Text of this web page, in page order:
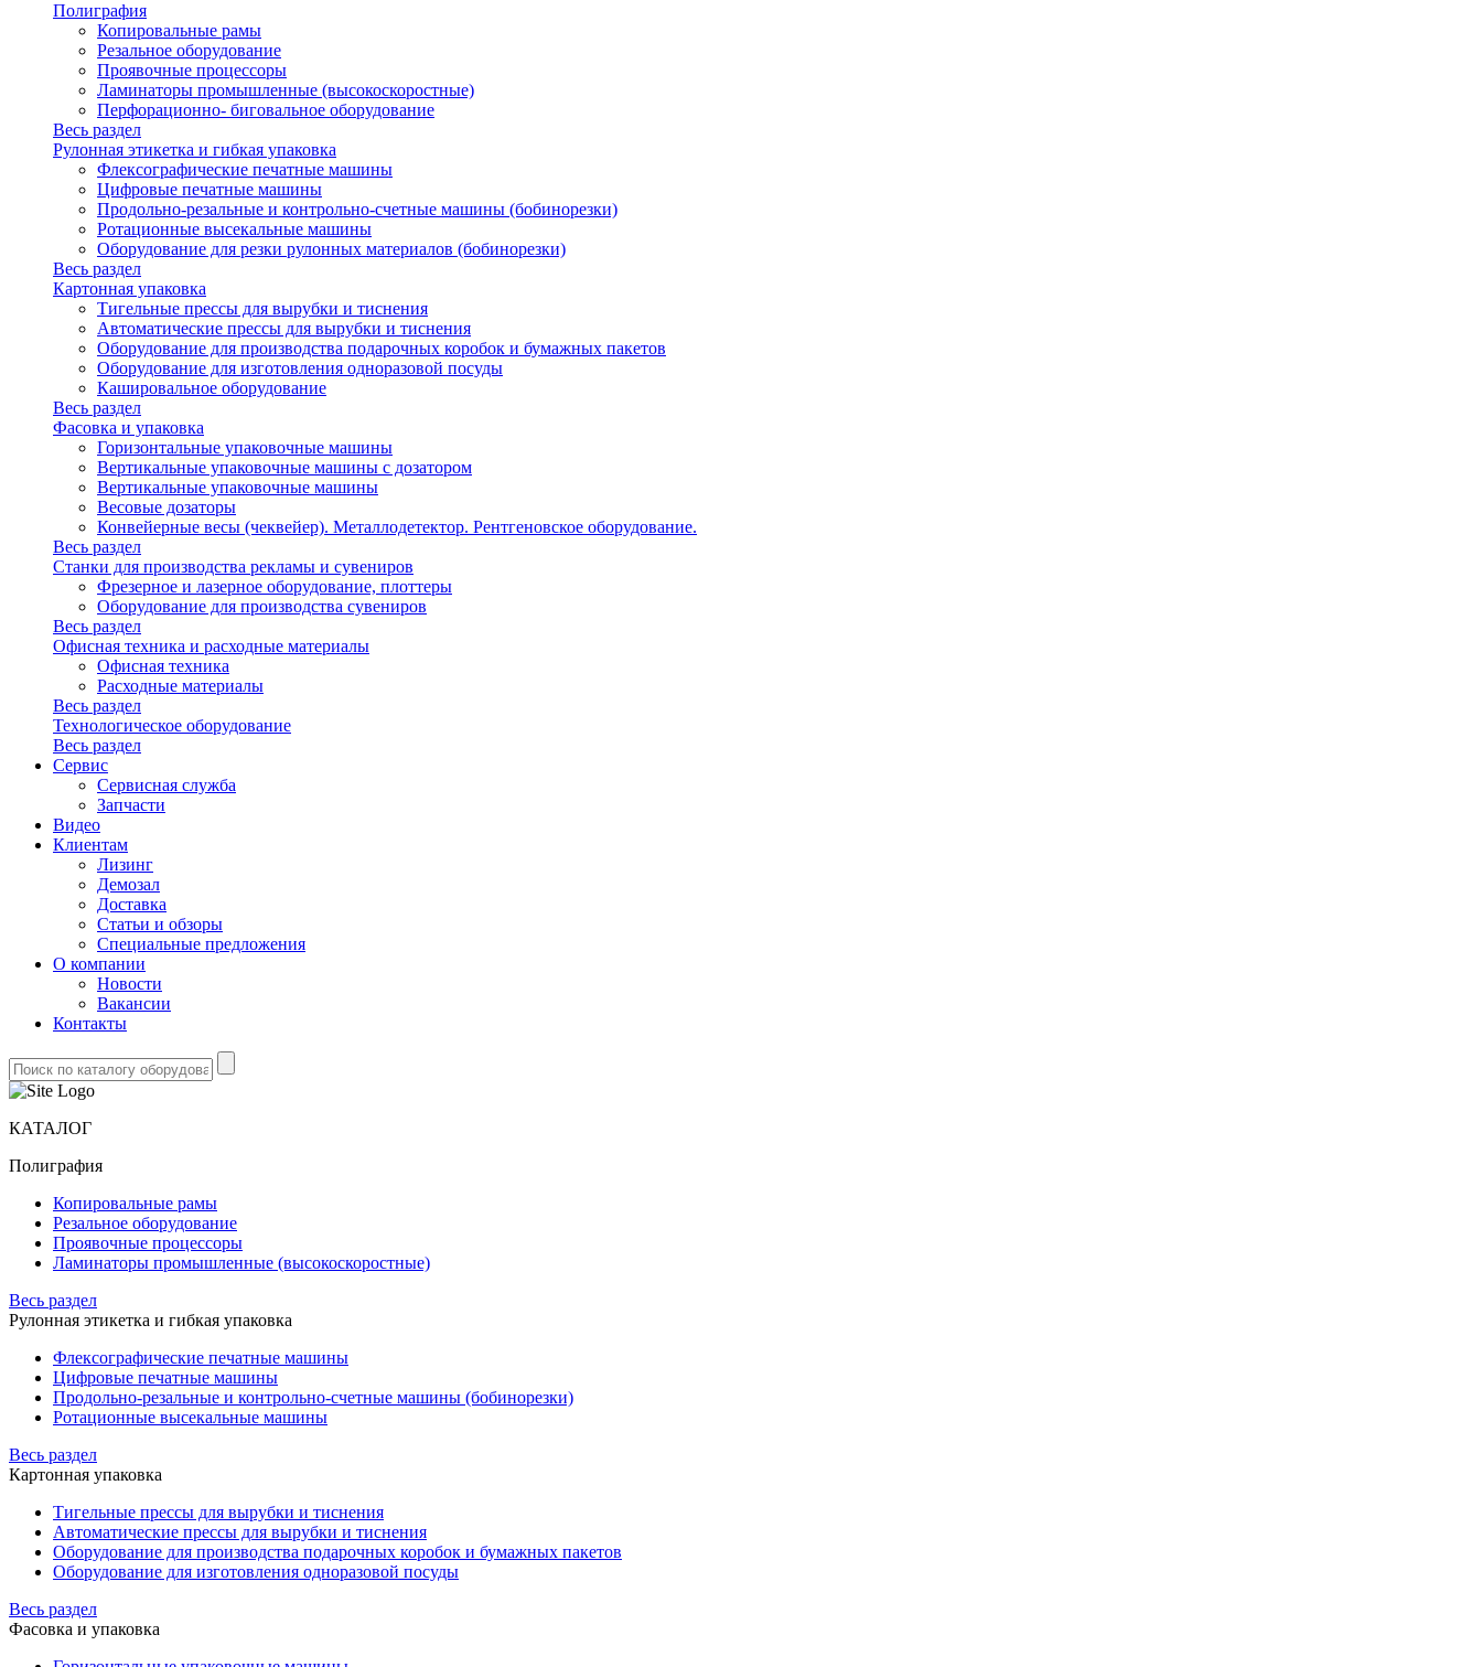
Полиграфия
Копировальные рамы
Резальное оборудование
Проявочные процессоры
Ламинаторы промышленные (высокоскоростные)
Перфорационно- биговальное оборудование
Весь раздел
Рулонная этикетка и гибкая упаковка
Флексографические печатные машины
Цифровые печатные машины
Продольно-резальные и контрольно-счетные машины (бобинорезки)
Ротационные высекальные машины
Оборудование для резки рулонных материалов (бобинорезки)
Весь раздел
Картонная упаковка
Тигельные прессы для вырубки и тиснения
Автоматические прессы для вырубки и тиснения
Оборудование для производства подарочных коробок и бумажных пакетов
Оборудование для изготовления одноразовой посуды
Кашировальное оборудование
Весь раздел
Фасовка и упаковка
Горизонтальные упаковочные машины
Вертикальные упаковочные машины с дозатором
Вертикальные упаковочные машины
Весовые дозаторы
Конвейерные весы (чеквейер). Металлодетектор. Рентгеновское оборудование.
Весь раздел
Станки для производства рекламы и сувениров
Фрезерное и лазерное оборудование, плоттеры
Оборудование для производства сувениров
Весь раздел
Офисная техника и расходные материалы
Офисная техника
Расходные материалы
Весь раздел
Технологическое оборудование
Весь раздел
Сервис
Сервисная служба
Запчасти
Видео
Клиентам
Лизинг
Демозал
Доставка
Статьи и обзоры
Специальные предложения
О компании
Новости
Вакансии
Контакты
КАТАЛОГ
Полиграфия
Копировальные рамы
Резальное оборудование
Проявочные процессоры
Ламинаторы промышленные (высокоскоростные)
Весь раздел
Рулонная этикетка и гибкая упаковка
Флексографические печатные машины
Цифровые печатные машины
Продольно-резальные и контрольно-счетные машины (бобинорезки)
Ротационные высекальные машины
Весь раздел
Картонная упаковка
Тигельные прессы для вырубки и тиснения
Автоматические прессы для вырубки и тиснения
Оборудование для производства подарочных коробок и бумажных пакетов
Оборудование для изготовления одноразовой посуды
Весь раздел
Фасовка и упаковка